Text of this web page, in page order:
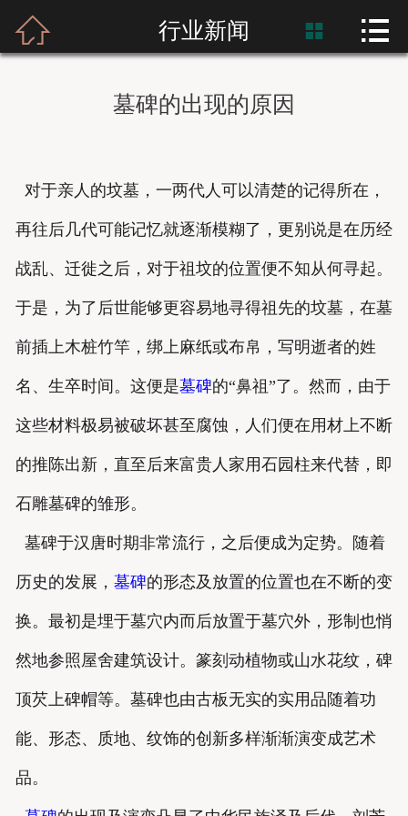
首页
新闻资讯
工程案例
 行业新闻  
墓碑的出现的原因
对于亲人的坟墓，一两代人可以清楚的记得所在，
再往后几代可能记忆就逐渐模糊了，更别说是在历经
战乱、迁徙之后，对于祖坟的位置便不知从何寻起。
于是，为了后世能够更容易地寻得祖先的坟墓，在墓
前插上木桩竹竿，绑上麻纸或布帛，写明逝者的姓
名、生卒时间。这便是墓碑的“鼻祖”了。然而，由于
这些材料极易被破坏甚至腐蚀，人们便在用材上不断
的推陈出新，直至后来富贵人家用石园柱来代替，即
石雕墓碑的雏形。
墓碑于汉唐时期非常流行，之后便成为定势。随着
历史的发展， 墓碑的形态及放置的位置也在不断的变
换。最初是埋于墓穴内而后放置于墓穴外，形制也悄
然地参照屋舍建筑设计。篆刻动植物或山水花纹，碑
顶芡上碑帽等。墓碑也由古板无实的实用品随着功
能、形态、质地、纹饰的创新多样渐渐演变成艺术
品。